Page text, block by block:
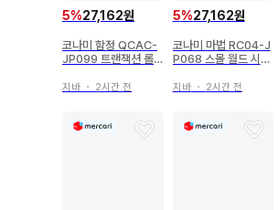
5%27,162원
코나미 함정 QCAC-
JP099 트랜잭션 롤
지바 ・ 2시간 전
5%27,162원
코나미 마법 RC04-J
P068 스몰 월드 시크
지바・ 2시간 전